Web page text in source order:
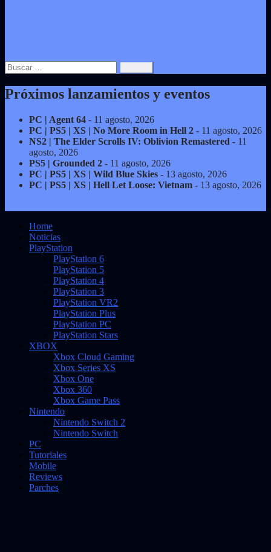
Buscar:
Próximos lanzamientos y eventos
PC | Agent 64 - 11 agosto, 2026
PC | PS5 | XS | No More Room in Hell 2 - 11 agosto, 2026
NS2 | The Elder Scrolls IV: Oblivion Remastered - 11
agosto, 2026
PS5 | Grounded 2 - 11 agosto, 2026
PC | PS5 | XS | Wild Blue Skies - 13 agosto, 2026
PC | PS5 | XS | Hell Let Loose: Vietnam - 13 agosto, 2026
Home
Noticias
PlayStation
PlayStation 6
PlayStation 5
PlayStation 4
PlayStation 3
PlayStation VR2
PlayStation Plus
PlayStation PC
PlayStation Stars
XBOX
Xbox Cloud Gaming
Xbox Series XS
Xbox One
Xbox 360
Xbox Game Pass
Nintendo
Nintendo Switch 2
Nintendo Switch
PC
Tutoriales
Mobile
Reviews
Parches